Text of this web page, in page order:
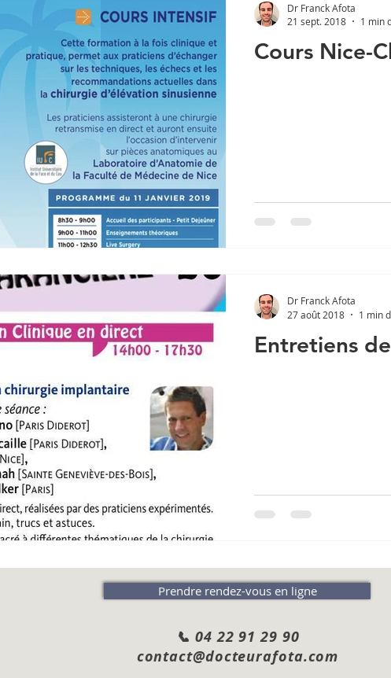
Cours Nice-
Dr Franck Afota
21 sept. 2018
1 min
Entretiens
Dr Franck Afota
27 août 2018
1 min
Prendre rendez-vous en ligne
📞 04 22 91 29 90
contact@docteurafota.com